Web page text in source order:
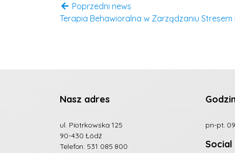
Poprzedni news
Terapia Behawioralna w Zarządzaniu Stresem
Nasz adres
ul. Piotrkowska 125
90-430 Łódź
Telefon: 531 085 800
pn-pt.